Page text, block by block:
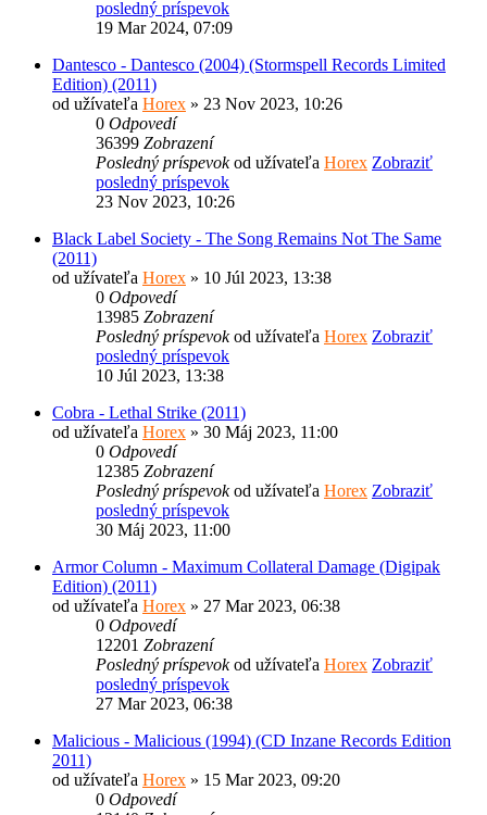
posledný príspevok
19 Mar 2024, 07:09
Dantesco - Dantesco (2004) (Stormspell Records Limited
Edition) (2011)
od užívateľa Horex » 23 Nov 2023, 10:26
0 Odpovedí
36399 Zobrazení
Posledný príspevokod užívateľa Horex Zobraziť
posledný príspevok
23 Nov 2023, 10:26
Black Label Society - The Song Remains Not The Same
(2011)
od užívateľa Horex » 10 Júl 2023, 13:38
0 Odpovedí
13985 Zobrazení
Posledný príspevokod užívateľa Horex Zobraziť
posledný príspevok
10 Júl 2023, 13:38
Cobra - Lethal Strike (2011)
od užívateľa Horex » 30 Máj 2023, 11:00
0 Odpovedí
12385 Zobrazení
Posledný príspevokod užívateľa Horex Zobraziť
posledný príspevok
30 Máj 2023, 11:00
Armor Column - Maximum Collateral Damage (Digipak
Edition) (2011)
od užívateľa Horex » 27 Mar 2023, 06:38
0 Odpovedí
12201 Zobrazení
Posledný príspevokod užívateľa Horex Zobraziť
posledný príspevok
27 Mar 2023, 06:38
Malicious - Malicious (1994) (CD Inzane Records Edition
2011)
od užívateľa Horex » 15 Mar 2023, 09:20
0 Odpovedí